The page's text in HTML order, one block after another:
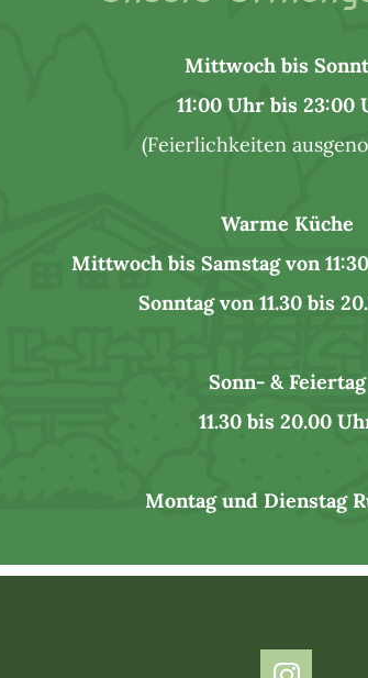
Mittwoch bis
11:00 Uhr bis 23:00
(Feierlichkeiten
Warme Küche
Mittwoch bis Samstag von
Sonntag von 11.30 bis
Sonn- & Feiertag
11.30 bis 20.00
Montag und Dienstag